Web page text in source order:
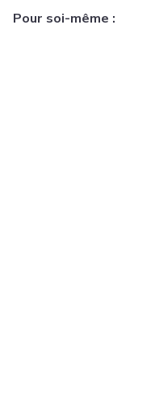
Pour soi-même :